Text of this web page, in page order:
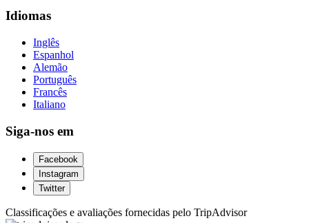
Idiomas
Inglês
Espanhol
Alemão
Português
Francês
Italiano
Siga-nos em
Facebook
Instagram
Twitter
Classificações e avaliações fornecidas pelo TripAdvisor